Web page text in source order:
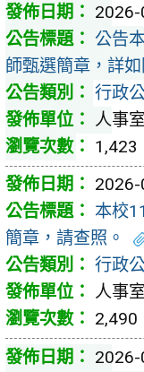
公告
師甄選簡章，詳如
行政
人事室
1,423
本校
簡章，請查照。
行政
人事室
2,490